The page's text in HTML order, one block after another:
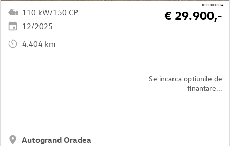
10223/00224
110 kW/150 CP
12/2025
4.404 km
Se incarca optiunile de
finantare...
€ 29.900,-
Autogrand Oradea